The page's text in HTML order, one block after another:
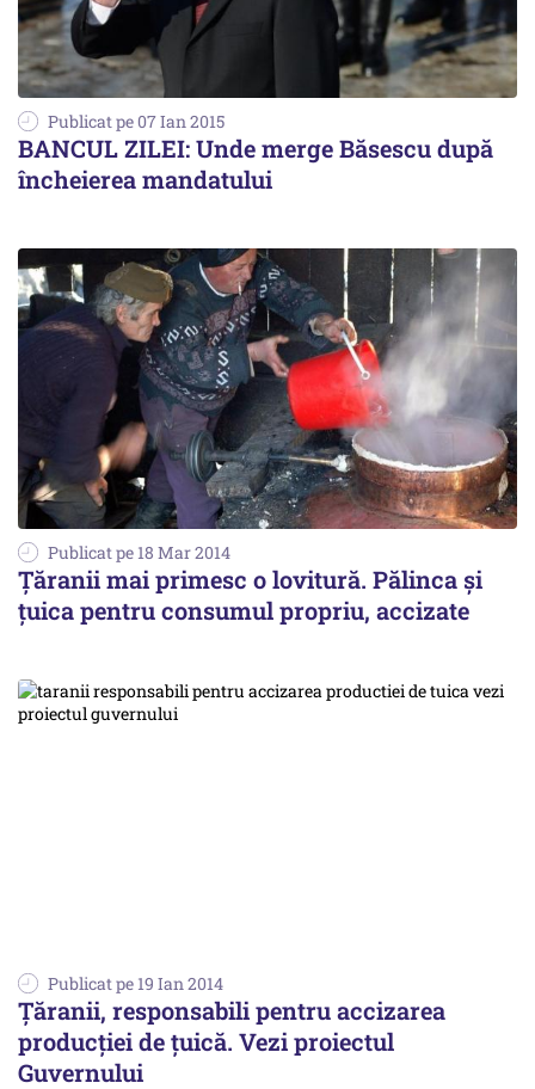
Publicat pe 07 Ian 2015
BANCUL ZILEI: Unde merge Băsescu după
încheierea mandatului
Publicat pe 18 Mar 2014
Țăranii mai primesc o lovitură. Pălinca și
ţuica pentru consumul propriu, accizate
Publicat pe 19 Ian 2014
Țăranii, responsabili pentru accizarea
producţiei de ţuică. Vezi proiectul
Guvernului